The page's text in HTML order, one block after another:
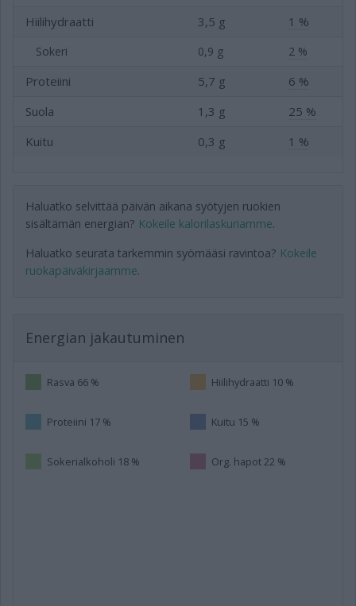
Hiilihydraatti 3,5 g 1 %
Sokeri 0,9 g 2 %
Proteiini 5,7 g
6 %
Suola
1,3 g
25 %
Kuitu
0,3 g 1 %
Haluatko selvittää päivän aikana syötyjen ruokien
sisältämän energian? Kokeile kalorilaskuriamme.
Haluatko seurata tarkemmin syömääsi ravintoa? Kokeile
ruokapäiväkirjaamme.
Energian jakautuminen
Rasva 66 % Hiilihydraatti 10 %
Proteiini 17 % Kuitu 15 %
Sokerialkoholi 18 % Org. hapot 22 %